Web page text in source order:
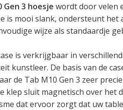
Gen 3 hoesje wordt door velen
is mooi slank, ondersteunt het
wijze als standaardje
is verkrijgbaar in
kunstleer. De basis van de
de Tab M10 Gen 3 zeer
klep sluit magnetisch over het
dat ervoor zorgt dat uw